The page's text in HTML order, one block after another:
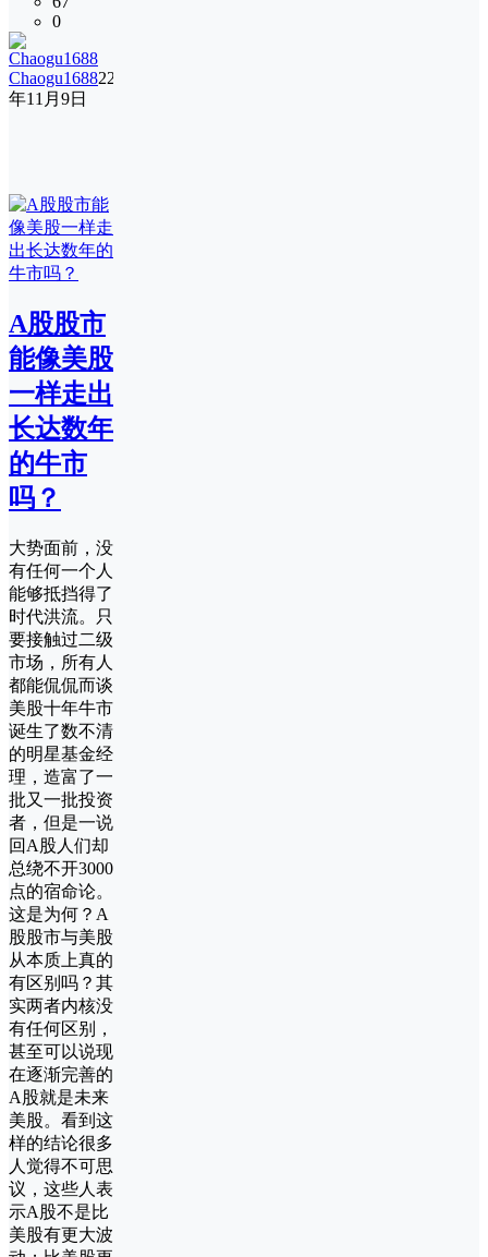
0
Chaogu168822
年11月9日
A股股市
能像美股
一样走出
长达数年
的牛市
吗？
大势面前，没
有任何一个人
能够抵挡得了
时代洪流。只
要接触过二级
市场，所有人
都能侃侃而谈
美股十年牛市
诞生了数不清
的明星基金经
理，造富了一
批又一批投资
者，但是一说
回A股人们却
总绕不开3000
点的宿命论。
这是为何？A
股股市与美股
从本质上真的
有区别吗？其
实两者内核没
有任何区别，
甚至可以说现
在逐渐完善的
A股就是未来
美股。看到这
样的结论很多
人觉得不可思
议，这些人表
示A股不是比
美股有更大波